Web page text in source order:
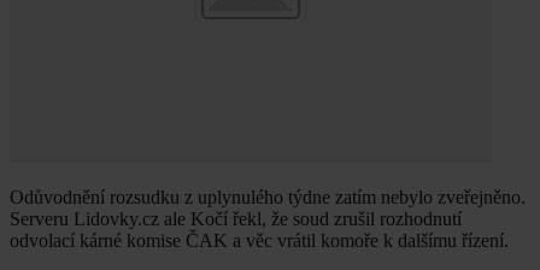
Odůvodnění rozsudku z uplynulého týdne zatím nebylo zveřejněno.
Serveru Lidovky.cz ale Kočí řekl, že soud zrušil rozhodnutí
odvolací kárné komise ČAK a věc vrátil komoře k dalšímu řízení.